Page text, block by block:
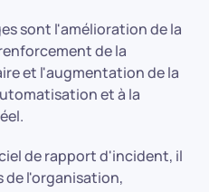
sont l'amélioration de la
de la
et l'augmentation de la
et à la
de rapport d'incident, il
de l'organisation,